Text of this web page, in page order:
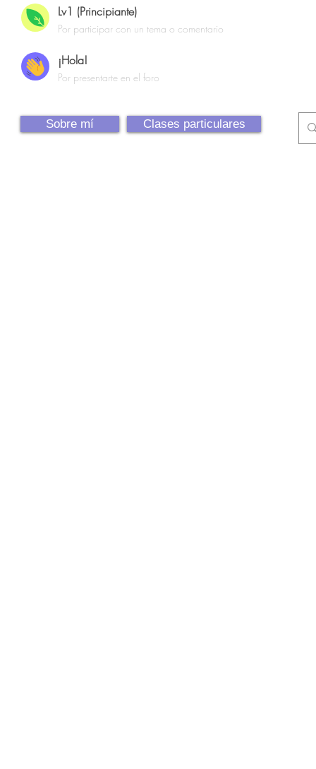
Lv1 (Principiante)
Por participar con un tema o comentario
¡Hola!
Por presentarte en el foro
Sobre mí Clases particulares